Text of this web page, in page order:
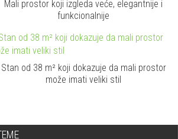
Mali prostor koji izgleda veće, elegantnije i
funkcionalnije
Stan od 38 m² koji dokazuje da mali prostor
može imati veliki stil